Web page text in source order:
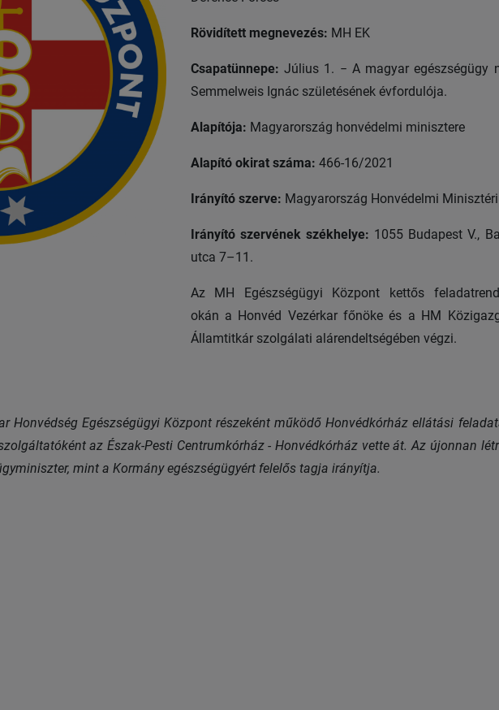
Rövidített megnevezés: MH EK
Csapatünnepe: Július 1. − A magyar egészségügy
Semmelweis Ignác születésének évfordulója.
Alapítója: Magyarország honvédelmi minisztere
Alapító okirat száma: 466-16/2021
Irányító szerve: Magyarország Honvédelmi
Irányító szervének székhelye: 1055 Budapest V.,
utca 7–11.
Az MH Egészségügyi Központ kettős
okán a Honvéd Vezérkar főnöke és a HM
Államtitkár szolgálati alárendeltségében végzi.
Honvédség Egészségügyi Központ részeként működő Honvédkórház ellátási
az Észak-Pesti Centrumkórház - Honvédkórház vette át. Az újonnan
mint a Kormány egészségügyért felelős tagja irányítja.